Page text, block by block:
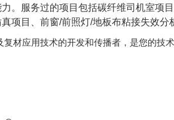
。服务过的项目包括碳纤维司机室项
项目、前窗/前照灯/地板布粘接失效分
复材应用技术的开发和传播者，是您的技